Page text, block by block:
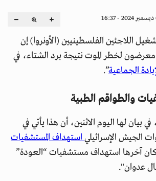
اللاجئين الفلسطينيين (الأونروا) إن
لخطر الموت نتيجة برد الشتاء، في
الجماعية”.
والطواقم الطبية
بيان لها اليوم الاثنين، أن هذا يأتي في
الجيش الإسرائيلياستهداف المستشفيات
آخرها استهداف مستشفيات “العودة”
عدوان".